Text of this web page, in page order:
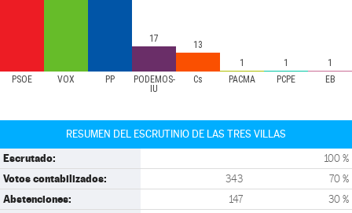
PSOE VOX PP
PODEMOS-
IU
Cs PACMA PCPE EB
17
13
1
1 1
RESUMEN DEL ESCRUTINIO DE LAS TRES VILLAS
Escrutado: 100 %
Votos contabilizados: 343 70 %
Abstenciones: 147 30 %